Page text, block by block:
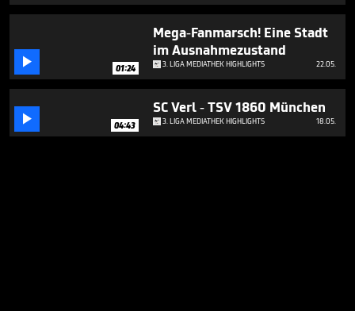
 01:24
Mega-Fanmarsch! Eine Stadt
im Ausnahmezustand
3. LIGA MEDIATHEK HIGHLIGHTS 22.05.
 04:43
SC Verl - TSV 1860 München
3. LIGA MEDIATHEK HIGHLIGHTS 18.05.